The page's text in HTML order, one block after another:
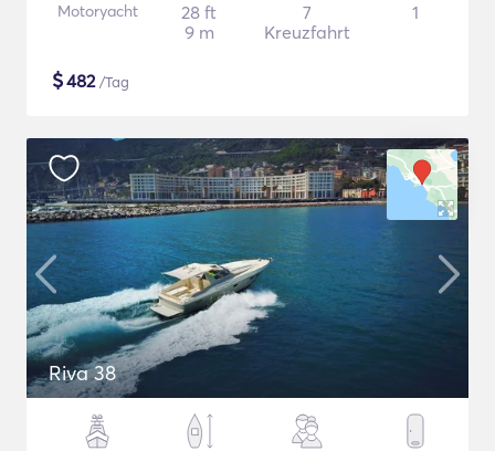
Motoryacht
28 ft
9 m
7
Kreuzfahrt
1
$482/Tag
Riva 38